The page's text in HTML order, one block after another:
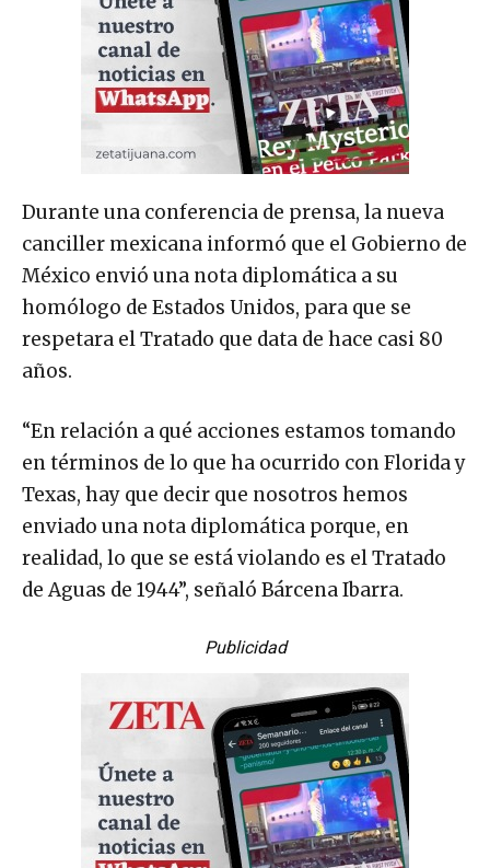
Durante una conferencia de prensa, la nueva
canciller mexicana informó que el Gobierno de
México envió una nota diplomática a su
homólogo de Estados Unidos, para que se
respetara el Tratado que data de hace casi 80
años.
“En relación a qué acciones estamos tomando
en términos de lo que ha ocurrido con Florida y
Texas, hay que decir que nosotros hemos
enviado una nota diplomática porque, en
realidad, lo que se está violando es el Tratado
de Aguas de 1944”, señaló Bárcena Ibarra.
Publicidad